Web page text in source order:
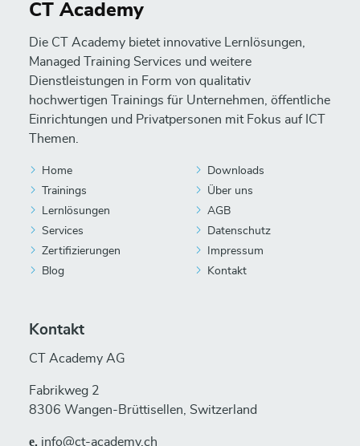
CT Academy
Die CT Academy bietet innovative Lernlösungen,
Managed Training Services und weitere
Dienstleistungen in Form von qualitativ
hochwertigen Trainings für Unternehmen, öffentliche
Einrichtungen und Privatpersonen mit Fokus auf ICT
Themen.
Home
Trainings
Lernlösungen
Services
Zertifizierungen
Blog
Downloads
Über uns
AGB
Datenschutz
Impressum
Kontakt
Kontakt
CT Academy AG
Fabrikweg 2
8306 Wangen-Brüttisellen, Switzerland
е. info@ct-academy.ch